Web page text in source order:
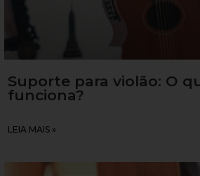
Suporte para violão: O
funciona?
LEIA MAIS »